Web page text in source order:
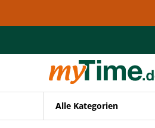
Zur Navigation springen
Alle Kategorien